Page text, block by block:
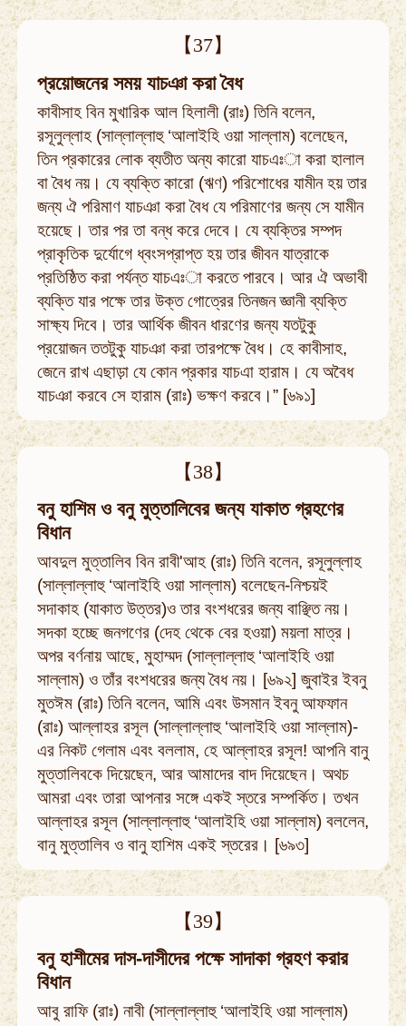
【37】
প্রয়োজনের সময় যাচঞা করা বৈধ
কাবীসাহ বিন মুখারিক আল হিলালী (রাঃ) তিনি বলেন,
রসূলুল্লাহ (সাল্লাল্লাহু ‘আলাইহি ওয়া সাল্লাম) বলেছেন,
তিন প্রকারের লোক ব্যতীত অন্য কারো যাচএঃা করা হালাল
বা বৈধ নয়। যে ব্যক্তি কারো (ঋণ) পরিশোধের যামীন হয় তার
জন্য ঐ পরিমাণ যাচঞা করা বৈধ যে পরিমাণের জন্য সে যামীন
হয়েছে। তার পর তা বন্ধ করে দেবে। যে ব্যক্তির সম্পদ
প্রাকৃতিক দুর্যোগে ধ্বংসপ্রাপ্ত হয় তার জীবন যাত্রাকে
প্রতিষ্ঠিত করা পর্যন্ত যাচএঃা করতে পারবে। আর ঐ অভাবী
ব্যক্তি যার পক্ষে তার উক্ত গোত্রের তিনজন জ্ঞানী ব্যক্তি
সাক্ষ্য দিবে। তার আর্থিক জীবন ধারণের জন্য যতটুকু
প্রয়োজন ততটুকু যাচঞা করা তারপক্ষে বৈধ। হে কাবীসাহ,
জেনে রাখ এছাড়া যে কোন প্রকার যাচএা হারাম। যে অবৈধ
যাচঞা করবে সে হারাম (রাঃ) ভক্ষণ করবে।” [৬৯১]
【38】
বনু হাশিম ও বনু মুত্তালিবের জন্য যাকাত গ্রহণের
বিধান
আবদুল মুত্তালিব বিন রাবী'আহ (রাঃ) তিনি বলেন, রসূলুল্লাহ
(সাল্লাল্লাহু ‘আলাইহি ওয়া সাল্লাম) বলেছেন-নিশ্চয়ই
সদাকাহ (যাকাত উত্তর)ও তার বংশধরের জন্য বাঞ্ছিত নয়।
সদকা হচ্ছে জনগণের (দেহ থেকে বের হওয়া) ময়লা মাত্র।
অপর বর্ণনায় আছে, মুহাম্মদ (সাল্লাল্লাহু ‘আলাইহি ওয়া
সাল্লাম) ও তাঁর বংশধরের জন্য বৈধ নয়। [৬৯২] জুবাইর ইবনু
মুতঈম (রাঃ) তিনি বলেন, আমি এবং উসমান ইবনু আফফান
(রাঃ) আল্লাহর রসূল (সাল্লাল্লাহু ‘আলাইহি ওয়া সাল্লাম)-
এর নিকট গেলাম এবং বললাম, হে আল্লাহর রসূল! আপনি বানু
মুত্তালিবকে দিয়েছেন, আর আমাদের বাদ দিয়েছেন। অথচ
আমরা এবং তারা আপনার সঙ্গে একই স্তরে সম্পর্কিত। তখন
আল্লাহর রসূল (সাল্লাল্লাহু ‘আলাইহি ওয়া সাল্লাম) বললেন,
বানু মুত্তালিব ও বানু হাশিম একই স্তরের। [৬৯৩]
【39】
বনু হাশীমের দাস-দাসীদের পক্ষে সাদাকা গ্রহণ করার
বিধান
আবু রাফি (রাঃ) নাবী (সাল্লাল্লাহু ‘আলাইহি ওয়া সাল্লাম)